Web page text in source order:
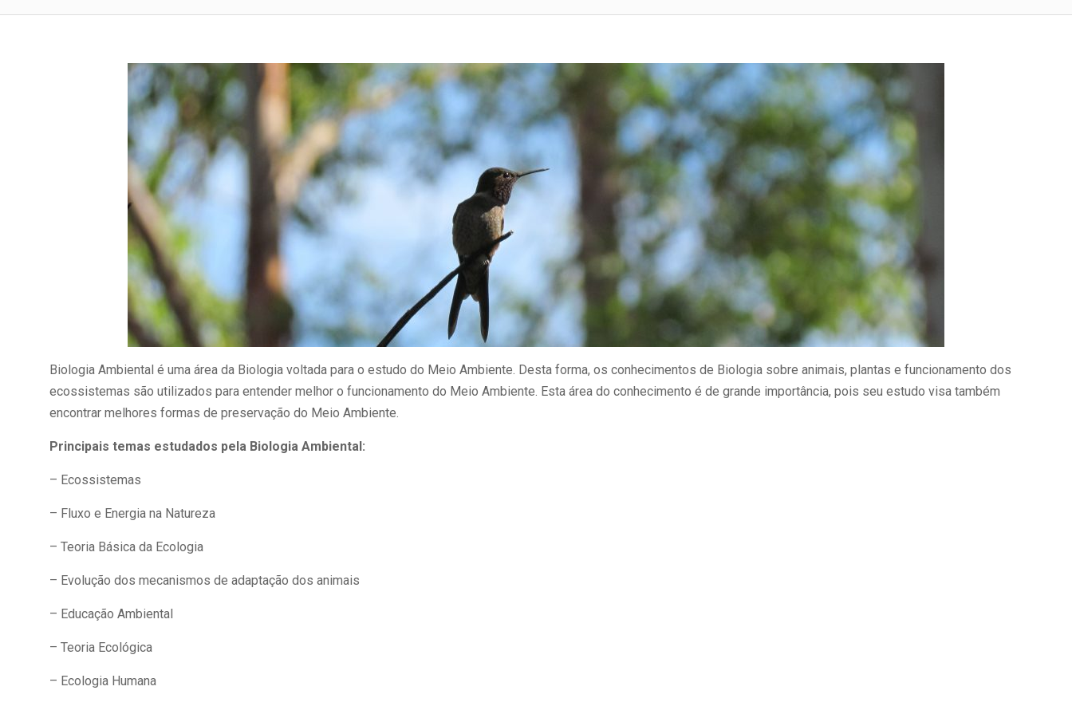
Biologia Ambiental é uma área da Biologia voltada para o estudo do Meio Ambiente. Desta forma, os conhecimentos de Biologia sobre animais, plantas e funcionamento dos
ecossistemas são utilizados para entender melhor o funcionamento do Meio Ambiente. Esta área do conhecimento é de grande importância, pois seu estudo visa também
encontrar melhores formas de preservação do Meio Ambiente.
Principais temas estudados pela Biologia Ambiental:
– Ecossistemas
– Fluxo e Energia na Natureza
– Teoria Básica da Ecologia
– Evolução dos mecanismos de adaptação dos animais
– Educação Ambiental
– Teoria Ecológica
– Ecologia Humana